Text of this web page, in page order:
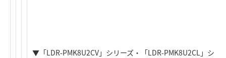
▼「LDR-PMK8U2CV」シリーズ・「LDR-PMK8U2CL」シリ